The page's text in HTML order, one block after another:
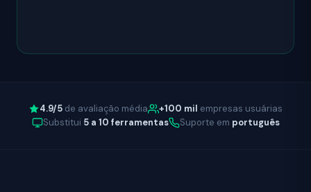
4.9/5 de avaliação média +100 mil empresas usuárias
Substitui 5 a 10 ferramentas Suporte em português